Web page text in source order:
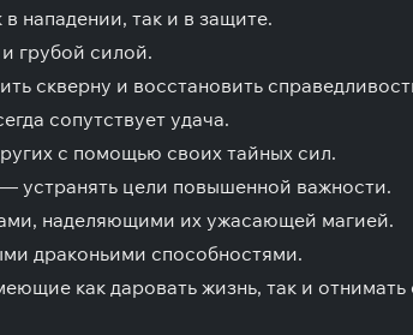
нападении, так и в защите.
грубой силой.
скверну и восстановить
сопутствует удача.
с помощью своих тайных сил.
устранять цели повышенной важности.
наделяющими их ужасающей магией.
драконьими способностями.
как даровать жизнь, так и отнимать